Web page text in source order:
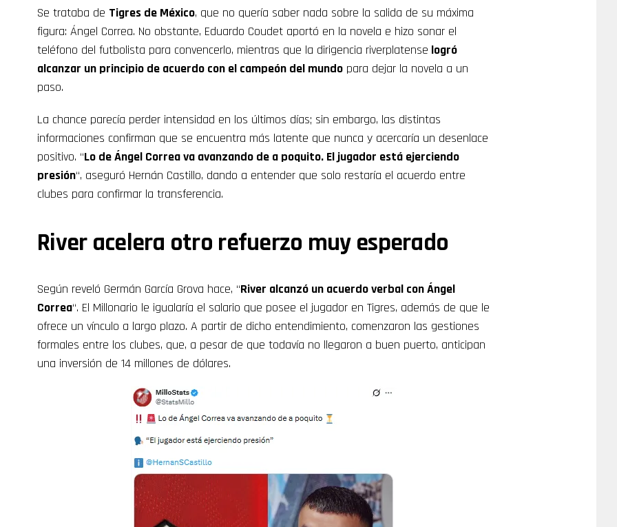
Se trataba de Tigres de México, que no quería saber nada sobre la salida de su máxima
figura: Ángel Correa. No obstante, Eduardo Coudet aportó en la novela e hizo sonar el
teléfono del futbolista para convencerlo, mientras que la dirigencia riverplatense logró
alcanzar un principio de acuerdo con el campeón del mundo para dejar la novela a un
paso.
La chance parecía perder intensidad en los últimos días; sin embargo, las distintas
informaciones confirman que se encuentra más latente que nunca y acercaría un desenlace
positivo. “Lo de Ángel Correa va avanzando de a poquito. El jugador está ejerciendo
presión“, aseguró Hernán Castillo, dando a entender que solo restaría el acuerdo entre
clubes para confirmar la transferencia.
River acelera otro refuerzo muy esperado
Según reveló Germán García Grova hace, “River alcanzó un acuerdo verbal con Ángel
Correa“. El Millonario le igualaría el salario que posee el jugador en Tigres, además de que le
ofrece un vínculo a largo plazo. A partir de dicho entendimiento, comenzaron las gestiones
formales entre los clubes, que, a pesar de que todavía no llegaron a buen puerto, anticipan
una inversión de 14 millones de dólares.